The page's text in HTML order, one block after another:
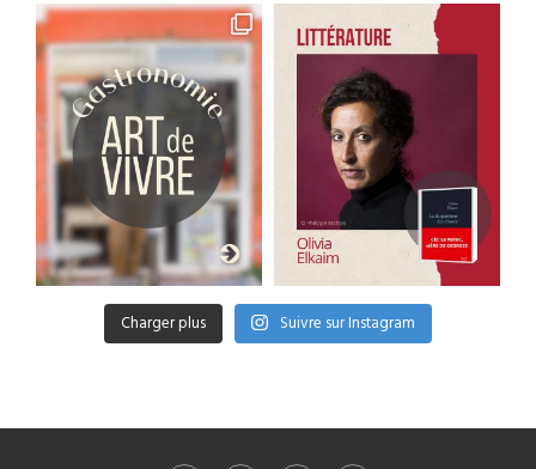
Charger plus Suivre sur Instagram